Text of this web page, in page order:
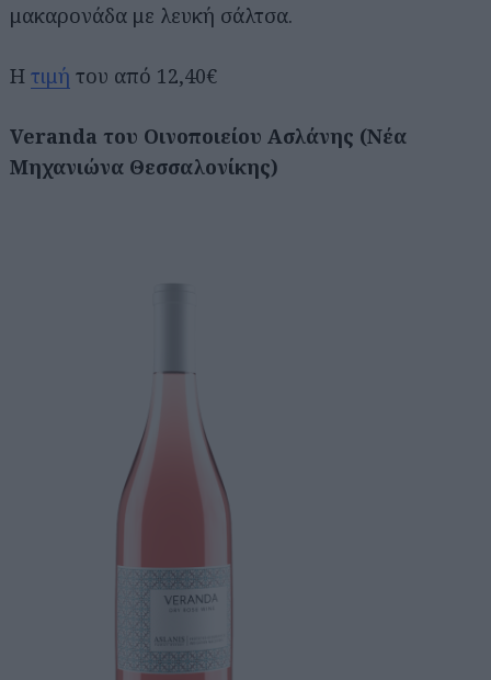
μακαρονάδα με λευκή σάλτσα.
Η τιμή του από 12,40€
Veranda του Οινοποιείου Ασλάνης (Νέα
Μηχανιώνα Θεσσαλονίκης)